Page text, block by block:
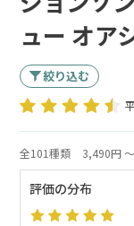
ュー オア
絞り込む
全101種類 3,490円
評価の分布